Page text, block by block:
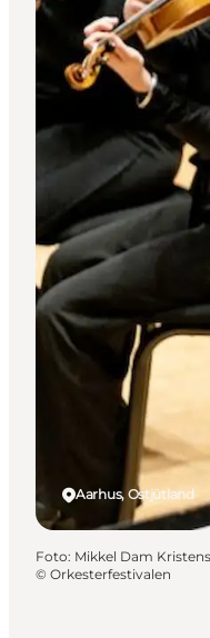
Aarhus, Ostjütland
Foto: Mikkel Dam
© Orkesterfestivalen